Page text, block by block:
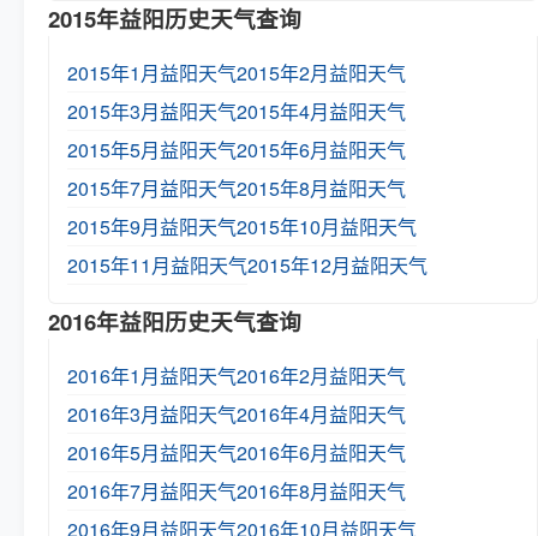
2015年益阳历史天气查询
2015年1月益阳天气2015年2月益阳天气
2015年3月益阳天气2015年4月益阳天气
2015年5月益阳天气2015年6月益阳天气
2015年7月益阳天气2015年8月益阳天气
2015年9月益阳天气2015年10月益阳天气
2015年11月益阳天气2015年12月益阳天气
2016年益阳历史天气查询
2016年1月益阳天气2016年2月益阳天气
2016年3月益阳天气2016年4月益阳天气
2016年5月益阳天气2016年6月益阳天气
2016年7月益阳天气2016年8月益阳天气
2016年9月益阳天气2016年10月益阳天气